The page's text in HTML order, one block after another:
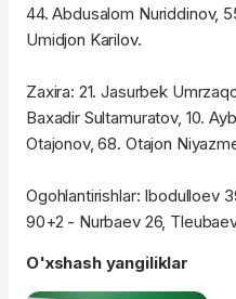
44. Abdusalom Nuriddinov,
Umidjon Karilov.
Zaxira: 21. Jasurbek
Baxadir Sultamuratov, 10.
Otajonov, 68. Otajon
Ogohlantirishlar: Ibodulloev
90+2 - Nurbaev 26,
O'xshash yangiliklar